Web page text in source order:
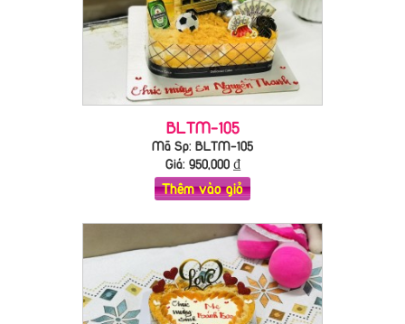
BLTM-105
Mã Sp: BLTM-105
Giá: 950,000₫
Thêm vào giỏ